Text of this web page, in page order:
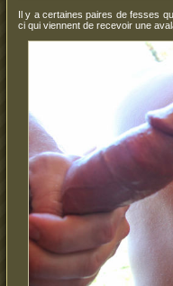
Il y a certaines paires de fesses
ci qui viennent de recevoir une